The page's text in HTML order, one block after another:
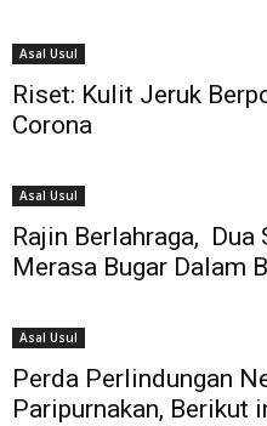
Asal Usul
Riset: Kulit Jeruk
Corona
Asal Usul
Rajin Berlahraga, Dua
Merasa Bugar Dalam
Asal Usul
Perda Perlindungan
Paripurnakan, Berikut